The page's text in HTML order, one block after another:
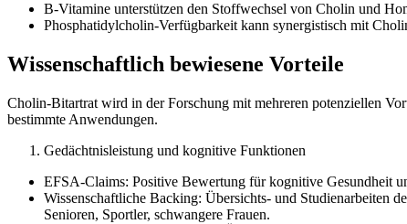
B-Vitamine unterstützen den Stoffwechsel von Cholin und
Phosphatidylcholin-Verfügbarkeit kann synergistisch mit
Wissenschaftlich bewiesene Vorteile
Cholin-Bitartrat wird in der Forschung mit mehreren potenziellen
bestimmte Anwendungen.
Gedächtnisleistung und kognitive Funktionen
EFSA-Claims: Positive Bewertung für kognitive Gesundheit
Wissenschaftliche Backing: Übersichts- und Studienarbeiten
Senioren, Sportler, schwangere Frauen.